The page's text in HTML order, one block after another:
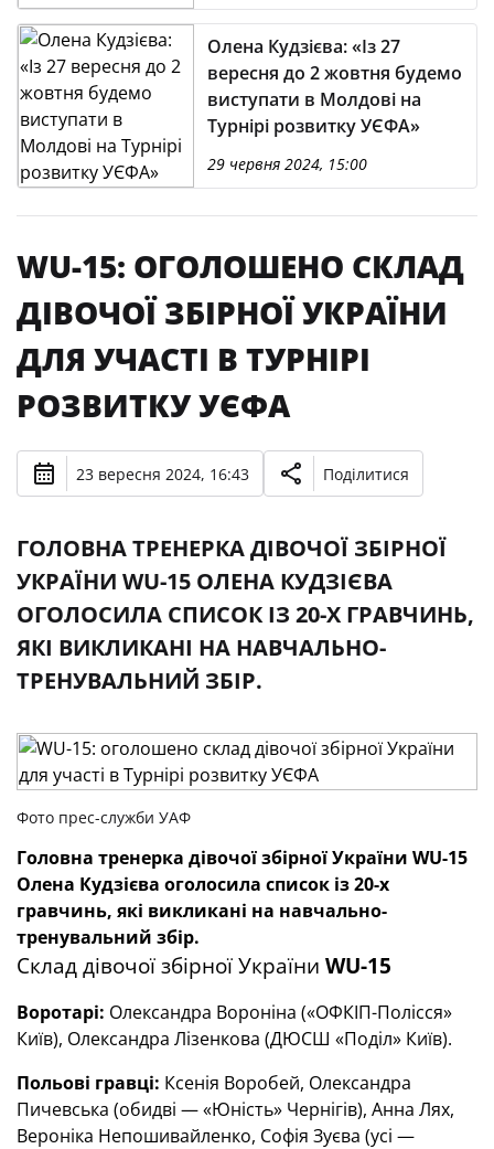
Олена Кудзієва: «Із 27
вересня до 2 жовтня будемо
виступати в Молдові на
Турнірі розвитку УЄФА»
29 червня 2024, 15:00
WU-15: ОГОЛОШЕНО СКЛАД
ДІВОЧОЇ ЗБІРНОЇ УКРАЇНИ
ДЛЯ УЧАСТІ В ТУРНІРІ
РОЗВИТКУ УЄФА
23 вересня 2024, 16:43 Поділитися
ГОЛОВНА ТРЕНЕРКА ДІВОЧОЇ ЗБІРНОЇ
УКРАЇНИ WU-15 ОЛЕНА КУДЗІЄВА
ОГОЛОСИЛА СПИСОК ІЗ 20-Х ГРАВЧИНЬ,
ЯКІ ВИКЛИКАНІ НА НАВЧАЛЬНО-
ТРЕНУВАЛЬНИЙ ЗБІР.
Фото прес-служби УАФ
Головна тренерка дівочої збірної України WU-15
Олена Кудзієва оголосила список із 20-х
гравчинь, які викликані на навчально-
тренувальний збір.
Склад дівочої збірної України WU-15
Воротарі: Олександра Вороніна («ОФКІП-Полісся»
Київ), Олександра Лізенкова (ДЮСШ «Поділ» Київ).
Польові гравці: Ксенія Воробей, Олександра
Пичевська (обидві — «Юність» Чернігів), Анна Лях,
Вероніка Непошивайленко, Софія Зуєва (усі —